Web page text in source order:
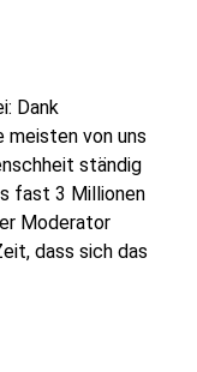
Dank
meisten von uns
ständig
fast 3 Millionen
Moderator
dass sich das